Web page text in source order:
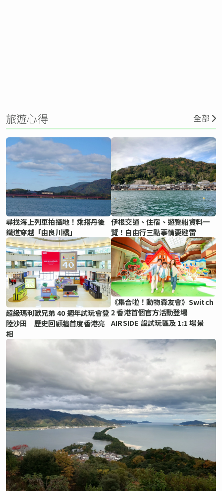
旅遊心得 全部
尋找海上列車拍攝地！乘搭丹後
鐵道穿越「由良川橋」
伊根交通、住宿、遊覽船資料一
覽！自由行三點事情要避雷
超級瑪利歐兄弟 40 週年試玩會登
陸沙田 歷史回顧牆首度香港亮
相
《集合啦！動物森友會》Switch
2 香港首個官方活動登場
AIRSIDE 設試玩區及 1:1 場景